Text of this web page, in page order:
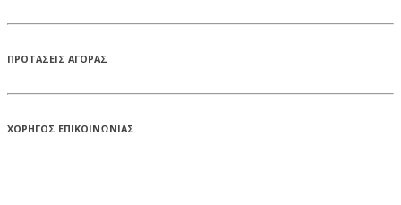
ΠΡΟΤΑΣΕΙΣ ΑΓΟΡΑΣ
ΧΟΡΗΓΟΣ ΕΠΙΚΟΙΝΩΝΙΑΣ